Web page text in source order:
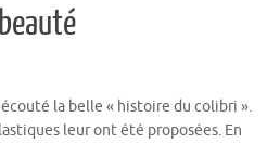
la belle « histoire du colibri ».
leur ont été proposées. En